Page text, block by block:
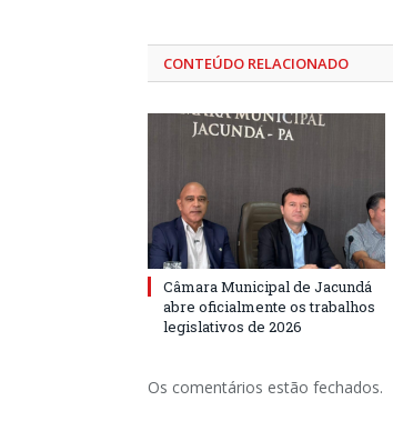
CONTEÚDO RELACIONADO
Câmara Municipal de Jacundá
abre oficialmente os trabalhos
legislativos de 2026
Os comentários estão fechados.